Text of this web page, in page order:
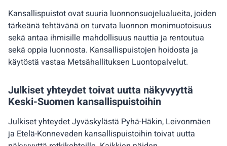
Kansallispuistot ovat suuria luonnonsuojelualueita, joiden
tärkeänä tehtävänä on turvata luonnon monimuotoisuus
sekä antaa ihmisille mahdollisuus nauttia ja rentoutua
sekä oppia luonnosta. Kansallispuistojen hoidosta ja
käytöstä vastaa Metsähallituksen Luontopalvelut.
Julkiset yhteydet toivat uutta näkyvyyttä
Keski-Suomen kansallispuistoihin
Julkiset yhteydet Jyväskylästä Pyhä-Häkin, Leivonmäen
ja Etelä-Konneveden kansallispuistoihin toivat uutta